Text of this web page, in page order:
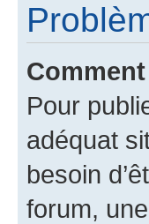
Pour
adéquat
besoin
forum,